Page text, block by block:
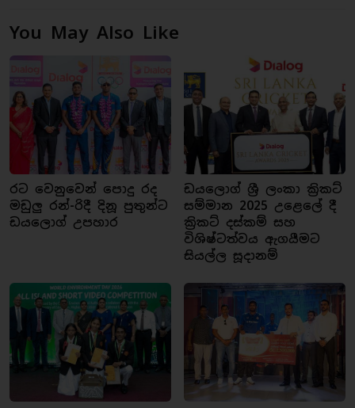
You May Also Like
රට වෙනුවෙන් පොදු රද
මඩුලු රන්-රිදී දිනූ පුතුන්ට
ඩයලොග් උපහාර
ඩයලොග් ශ්‍රී ලංකා ක්‍රිකට්
සම්මාන 2025 උළෙලේ දී
ක්‍රිකට් දස්කම් සහ
විශිෂ්ටත්වය ඇගයීමට
සියල්ල සූදානම්